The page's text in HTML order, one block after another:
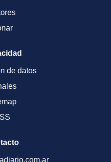
de datos